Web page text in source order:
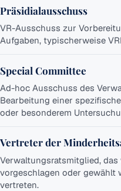
Präsidialausschuss
VR-Ausschuss zur
Aufgaben, typischerweise
Special Committee
Ad-hoc Ausschuss des
Bearbeitung einer
oder besonderem
Vertreter der
Verwaltungsratsmitglied,
vorgeschlagen oder gewählt
vertreten.